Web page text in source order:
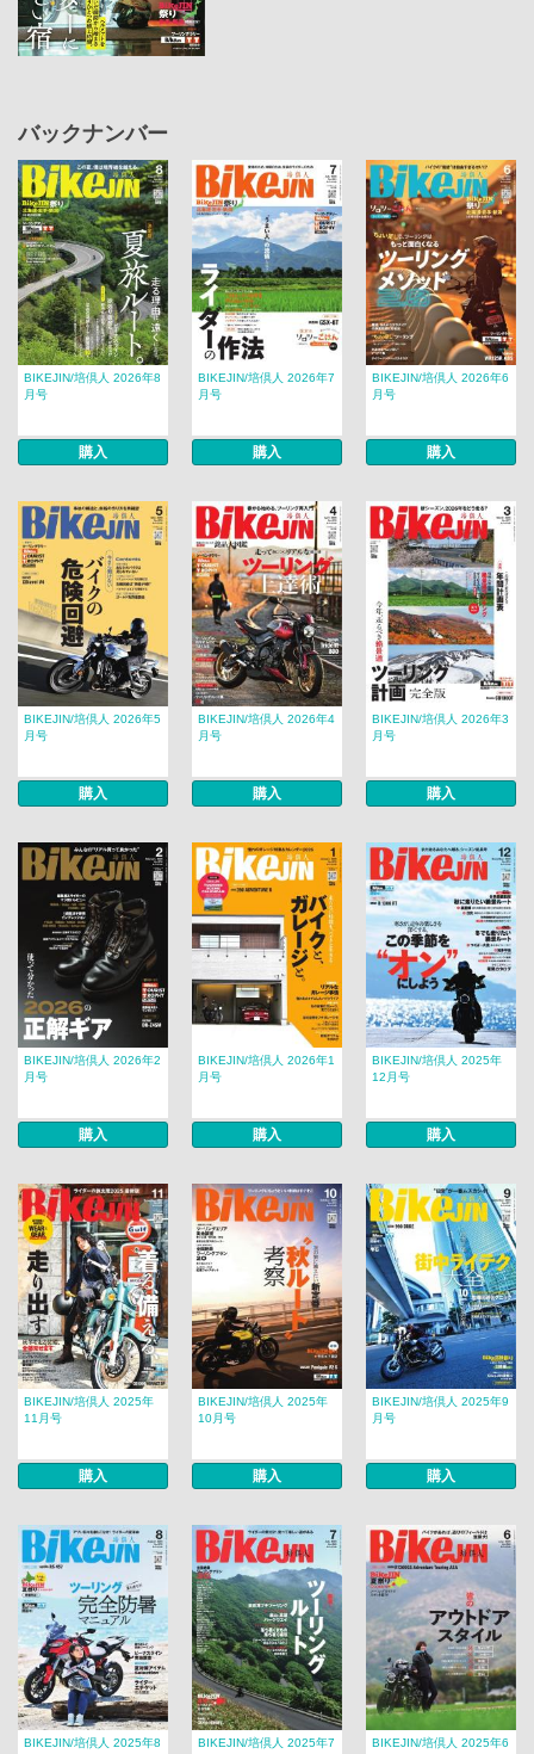
バックナンバー
BIKEJIN/培倶人 2026年8
月号
購入
BIKEJIN/培倶人 2026年7
月号
購入
BIKEJIN/培倶人 2026年6
月号
購入
BIKEJIN/培倶人 2026年5
月号
購入
BIKEJIN/培倶人 2026年4
月号
購入
BIKEJIN/培倶人 2026年3
月号
購入
BIKEJIN/培倶人 2026年2
月号
購入
BIKEJIN/培倶人 2026年1
月号
購入
BIKEJIN/培倶人 2025年
12月号
購入
BIKEJIN/培倶人 2025年
11月号
購入
BIKEJIN/培倶人 2025年
10月号
購入
BIKEJIN/培倶人 2025年9
月号
購入
BIKEJIN/培倶人 2025年8
BIKEJIN/培倶人 2025年7
BIKEJIN/培倶人 2025年6